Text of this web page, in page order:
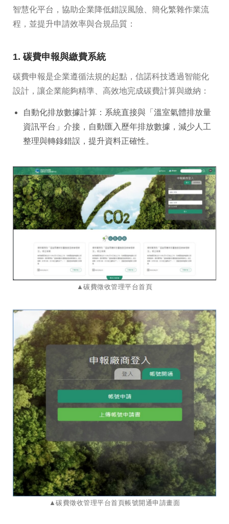
智慧化平台，協助企業降低錯誤風險、簡化繁雜作業流
程，並提升申請效率與合規品質：
1. 碳費申報與繳費系統
碳費申報是企業遵循法規的起點，信諾科技透過智能化
設計，讓企業能夠精準、高效地完成碳費計算與繳納：
自動化排放數據計算：系統直接與「溫室氣體排放量
資訊平台」介接，自動匯入歷年排放數據，減少人工
整理與轉錄錯誤，提升資料正確性。
▲碳費徵收管理平台首頁
​​​​​​​▲碳費徵收管理平台首頁帳號開通申請畫面